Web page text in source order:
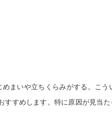
まいや立ちくらみがする。こ
すすめします。特に原因が見当